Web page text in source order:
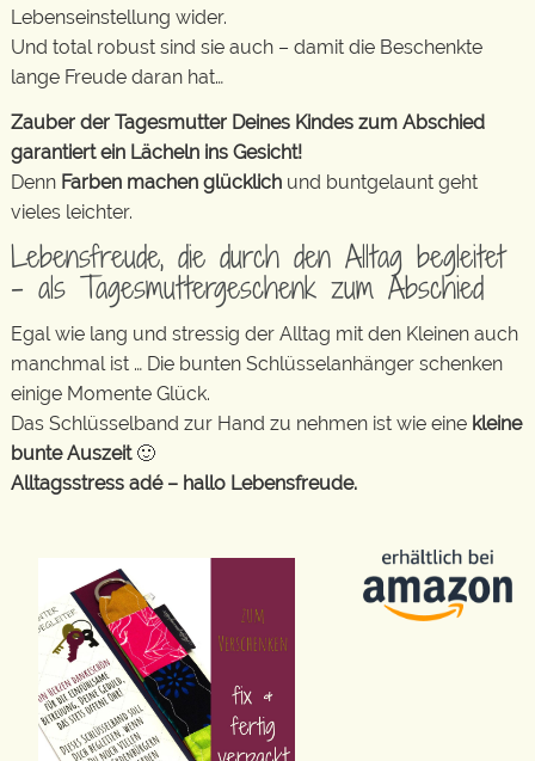
Lebenseinstellung wider.
Und total robust sind sie auch – damit die Beschenkte
lange Freude daran hat…
Zauber der Tagesmutter Deines Kindes zum Abschied
garantiert ein Lächeln ins Gesicht!
Denn Farben machen glücklich und buntgelaunt geht
vieles leichter.
Lebensfreude, die durch den Alltag begleitet
– als Tagesmuttergeschenk zum Abschied
Egal wie lang und stressig der Alltag mit den Kleinen auch
manchmal ist … Die bunten Schlüsselanhänger schenken
einige Momente Glück.
Das Schlüsselband zur Hand zu nehmen ist wie eine kleine
bunte Auszeit🙂
Alltagsstress adé – hallo Lebensfreude.